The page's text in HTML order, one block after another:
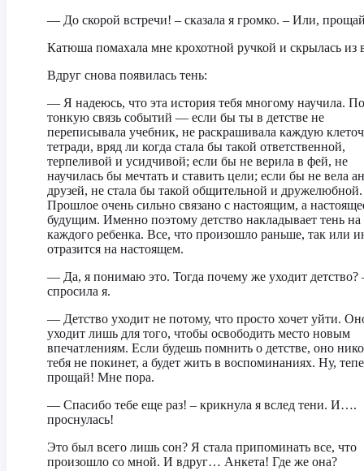
— До скорой встречи! – сказала я громко. – Или,
Катюша помахала мне крохотной ручкой и скрылась из
Вдруг снова появилась тень:
— Я надеюсь, что эта история тебя многому научила.
тонкую связь событий — если бы ты в детстве не
переписывала учебник, не раскрашивала каждую
тетради, вряд ли когда стала бы такой ответственной,
терпеливой и усидчивой; если бы не верила в фей, не
научилась бы мечтать и ставить цели; если бы не вела
друзей, не стала бы такой общительной и дружелюбной.
Прошлое очень сильно связано с настоящим, а
будущим. Именно поэтому детство накладывает тень на
каждого ребенка. Все, что произошло раньше, так или
отразится на настоящем.
— Да, я понимаю это. Тогда почему же уходит детство?
спросила я.
— Детство уходит не потому, что просто хочет уйти.
уходит лишь для того, чтобы освободить место новым
впечатлениям. Если будешь помнить о детстве, оно
тебя не покинет, а будет жить в воспоминаниях. Ну,
прощай! Мне пора.
— Спасибо тебе еще раз! – крикнула я вслед тени. И….
проснулась!
Это был всего лишь сон? Я стала припоминать все, что
произошло со мной. И вдруг… Анкета! Где же она?